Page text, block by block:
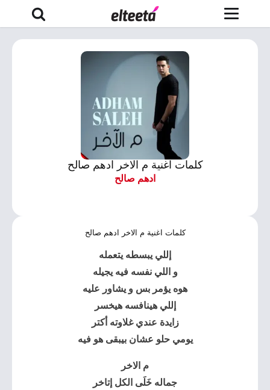
كلمات اغنية م الاخر ادهم صالح
ادهم صالح
كلمات اغنية م الاخر ادهم صالح
إللي يبسطه يتعمله
و اللي نفسه فيه يجيله
هوه يؤمر بس و يشاور عليه
إللي هينافسه هيخسر
زايدة عندي غلاوته أكتر
يومي حلو عشان بيبقى هو فيه
م الاخر
جماله خَلَى الكل إتاخر